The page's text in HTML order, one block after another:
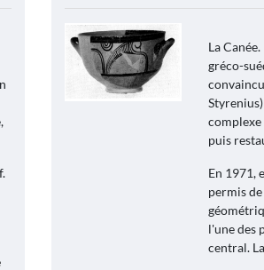
La
gréco-
puis
En 1971,
permis
l'une des
central.